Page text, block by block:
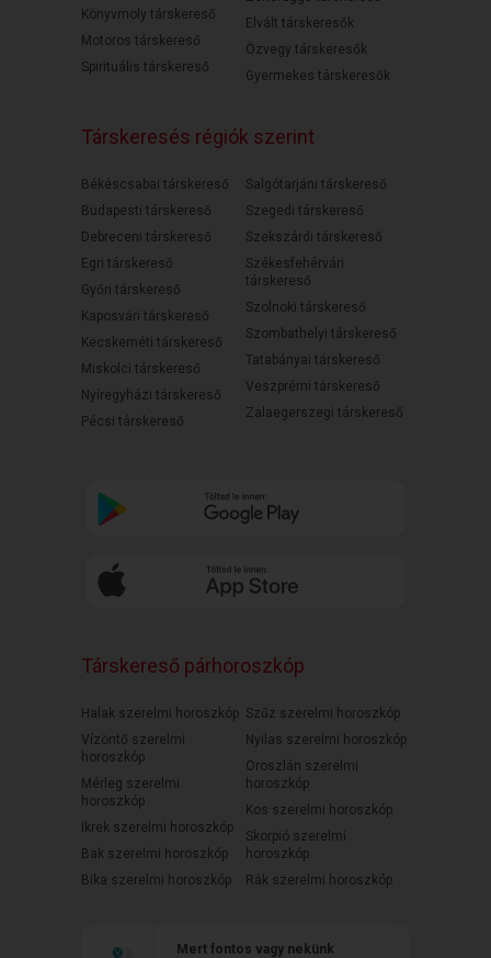
Könyvmoly társkereső
Motoros társkereső
Spirituális társkereső
Elvált társkeresők
Özvegy társkeresők
Gyermekes társkeresők
Társkeresés régiók szerint
Békéscsabai társkereső
Budapesti társkereső
Debreceni társkereső
Egri társkereső
Győri társkereső
Kaposvári társkereső
Kecskeméti társkereső
Miskolci társkereső
Nyíregyházi társkereső
Pécsi társkereső
Salgótarjáni társkereső
Szegedi társkereső
Szekszárdi társkereső
Székesfehérvári
társkereső
Szolnoki társkereső
Szombathelyi társkereső
Tatabányai társkereső
Veszprémi társkereső
Zalaegerszegi társkereső
Társkereső párhoroszkóp
Halak szerelmi horoszkóp
Vízöntő szerelmi
horoszkóp
Mérleg szerelmi
horoszkóp
Ikrek szerelmi horoszkóp
Bak szerelmi horoszkóp
Bika szerelmi horoszkóp
Szűz szerelmi horoszkóp
Nyilas szerelmi horoszkóp
Oroszlán szerelmi
horoszkóp
Kos szerelmi horoszkóp
Skorpió szerelmi
horoszkóp
Rák szerelmi horoszkóp
Mert fontos vagy nekünk